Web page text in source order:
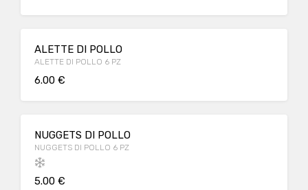
ALETTE DI POLLO
ALETTE DI POLLO 6 PZ
6.00 €
NUGGETS DI POLLO
NUGGETS DI POLLO 6 PZ
5.00 €